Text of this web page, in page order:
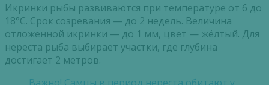
Икринки рыбы развиваются при температуре от 6 до
18°C. Срок созревания — до 2 недель. Величина
отложенной икринки — до 1 мм, цвет — жёлтый. Для
нереста рыба выбирает участки, где глубина
достигает 2 метров.